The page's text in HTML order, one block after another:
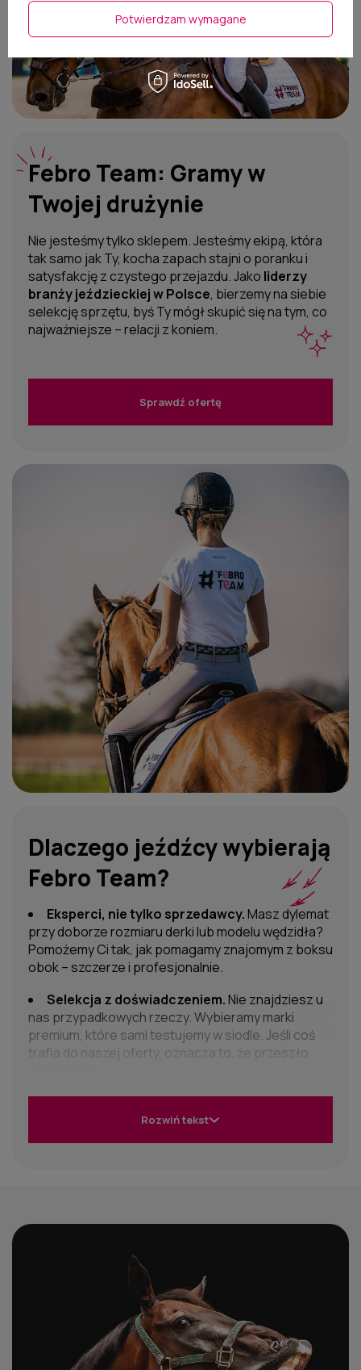
A jeśli trafiłeś tu po raz pierwszy, zacznij odnaszych
Dołącz do #FebroTeam. Sprawdź, dlaczego
tysiące jeźdźców zaczyna zakupy właśnie tutaj.
Febro Team: Gramy w
Twojej drużynie
Nie jesteśmy tylko sklepem. Jesteśmy ekipą, która
tak samo jak Ty, kocha zapach stajni o poranku i
satysfakcję z czystego przejazdu. Jako liderzy
branży jeździeckiej w Polsce, bierzemy na siebie
selekcję sprzętu, byś Ty mógł skupić się na tym, co
najważniejsze – relacji z koniem.
Sprawdź ofertę
Dlaczego jeźdźcy wybierają
Febro Team?
Eksperci, nie tylko sprzedawcy.Masz dylemat
przy doborze rozmiaru derki lub modelu wędzidła?
Pomożemy Ci tak, jak pomagamy znajomym z boksu
obok – szczerze i profesjonalnie.
Selekcja z doświadczeniem.Nie znajdziesz u
nas przypadkowych rzeczy. Wybieramy marki
premium, które sami testujemy w siodle. Jeśli coś
trafia do naszej oferty, oznacza to, że przeszło
nową paczkę czeka się tak samo niecierpliwie, jak
parkurach i słuchamy Waszych potrzeb. Febro to
Rozwiń tekst
Potwierdzam wymagane